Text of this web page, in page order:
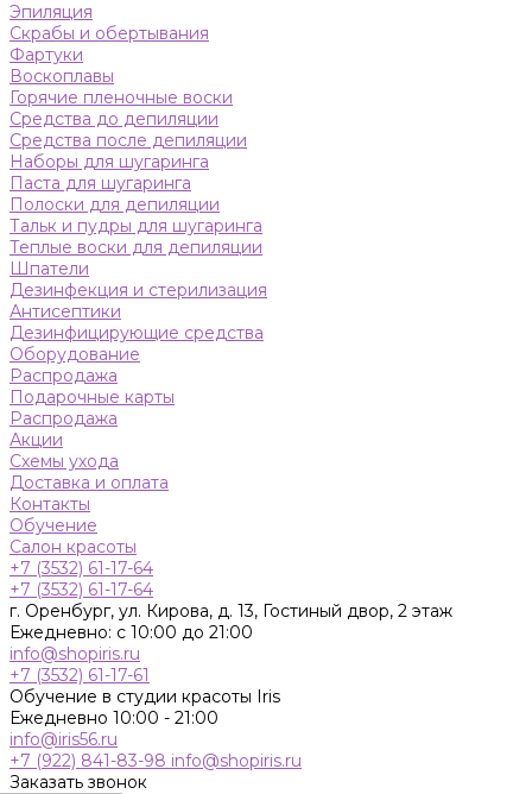
Эпиляция
Скрабы и обертывания
Фартуки
Воскоплавы
Горячие пленочные воски
Средства до депиляции
Средства после депиляции
Наборы для шугаринга
Паста для шугаринга
Полоски для депиляции
Тальк и пудры для шугаринга
Теплые воски для депиляции
Шпатели
Дезинфекция и стерилизация
Антисептики
Дезинфицирующие средства
Оборудование
Распродажа
Подарочные карты
Распродажа
Акции
Схемы ухода
Доставка и оплата
Контакты
Обучение
Салон красоты
+7 (3532) 61-17-64
+7 (3532) 61-17-64
г. Оренбург, ул. Кирова, д. 13, Гостиный двор, 2 этаж
Ежедневно: с 10:00 до 21:00
info@shopiris.ru
+7 (3532) 61-17-61
Обучение в студии красоты Iris
Ежедневно 10:00 - 21:00
info@iris56.ru
+7 (922) 841-83-98 info@shopiris.ru
Заказать звонок